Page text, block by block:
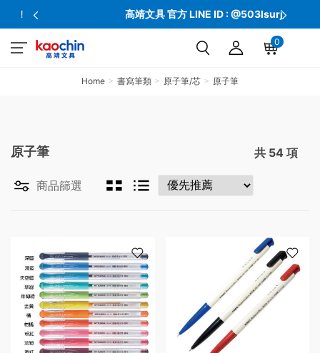
高靖文具 官方 LINE ID : @503lsurj
0
Home 書寫筆類 原子筆/芯 原子筆
原子筆 共 54 項
商品篩選